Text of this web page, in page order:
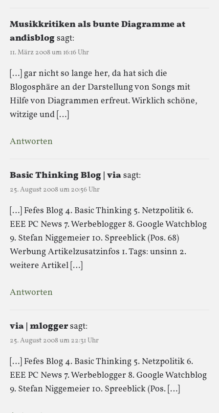
Musikkritiken als bunte Diagramme at
andisblogsagt:
11. März 2008 um 16:16 Uhr
[…] gar nicht so lange her, da hat sich die
Blogosphäre an der Darstellung von Songs mit
Hilfe von Diagrammen erfreut. Wirklich schöne,
witzige und […]
Antworten
Basic Thinking Blog | viasagt:
25. August 2008 um 20:56 Uhr
[…] Fefes Blog 4. Basic Thinking 5. Netzpolitik 6.
EEE PC News 7. Werbeblogger 8. Google Watchblog
9. Stefan Niggemeier 10. Spreeblick (Pos. 68)
Werbung Artikelzusatzinfos 1. Tags: unsinn 2.
weitere Artikel […]
Antworten
via | mloggersagt:
25. August 2008 um 22:31 Uhr
[…] Fefes Blog 4. Basic Thinking 5. Netzpolitik 6.
EEE PC News 7. Werbeblogger 8. Google Watchblog
9. Stefan Niggemeier 10. Spreeblick (Pos. […]